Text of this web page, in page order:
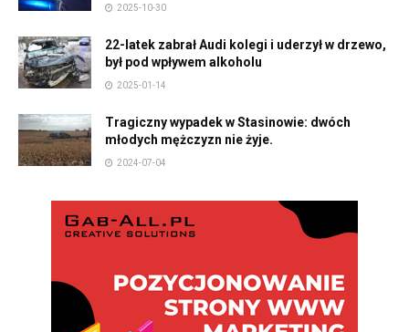
2025-10-30
22-latek zabrał Audi kolegi i uderzył w drzewo,
był pod wpływem alkoholu
2025-01-14
Tragiczny wypadek w Stasinowie: dwóch
młodych mężczyzn nie żyje.
2024-07-04